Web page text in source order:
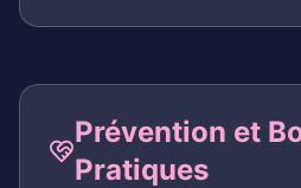
Prévention et
Pratiques